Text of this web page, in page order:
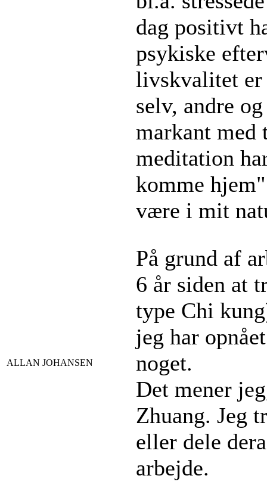
dag positivt
psykiske
livskvalitet
selv, andre
markant
meditation
komme
være i mit
ALLAN JOHANSEN
På grund af
6 år siden at
type Chi
jeg har
noget.
Det mener
Zhuang. Jeg
eller dele
arbejde.